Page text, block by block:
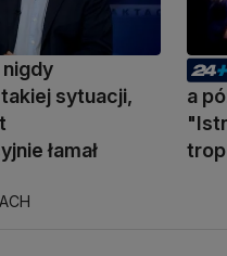
sytuacji,
łamał
a